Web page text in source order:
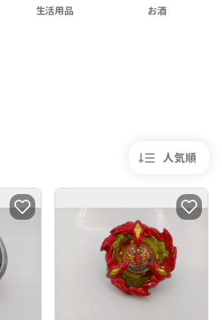
生活用品 お酒
人気順